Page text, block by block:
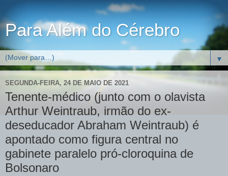
Para Além do Cérebro
▼
SEGUNDA-FEIRA, 24 DE MAIO DE 2021
Tenente-médico (junto com o olavista
Arthur Weintraub, irmão do ex-
deseducador Abraham Weintraub) é
apontado como figura central no
gabinete paralelo pró-cloroquina de
Bolsonaro